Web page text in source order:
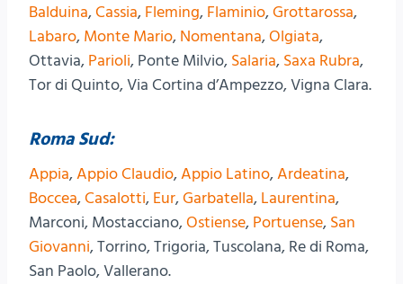
Balduina,Cassia, Fleming, Flaminio,Grottarossa,
Labaro, Monte Mario, Nomentana,Olgiata,
Ottavia, Parioli, Ponte Milvio, Salaria, Saxa Rubra,
Tor di Quinto, Via Cortina d’Ampezzo, Vigna Clara.
Roma Sud:
Appia,Appio Claudio,Appio Latino,Ardeatina,
Boccea,Casalotti, Eur,Garbatella, Laurentina,
Marconi, Mostacciano,Ostiense, Portuense, San
Giovanni, Torrino, Trigoria, Tuscolana, Re di Roma,
San Paolo, Vallerano.